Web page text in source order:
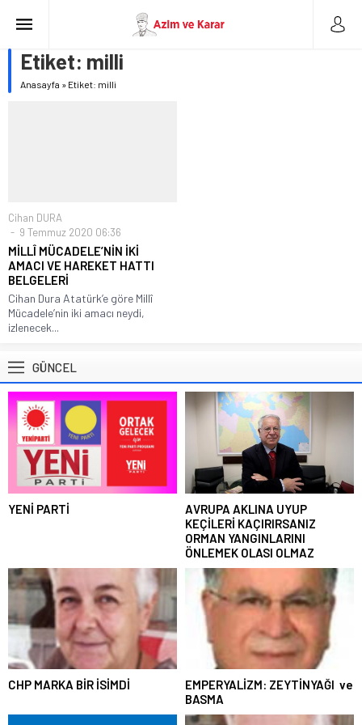
Etiket: milli
Anasayfa » Etiket: milli
Cihan DURA
9 Temmuz 2020 06:36
MİLLÎ MÜCADELE’NİN İKİ
AMACI VE HAREKET HATTI
BELGELERİ
Cihan Dura Atatürk’e göre Millî
Mücadele’nin iki amacı neydi,
izlenecek...
GÜNCEL
YENİ PARTİ
AVRUPA AKLINA UYUP
KEÇİLERİ KAÇIRIRSANIZ
ORMAN YANGINLARINI
ÖNLEMEK OLASI OLMAZ
CHP MARKA BİR İSİMDİ
EMPERYALİZM: ZEYTİNYAĞI ve
BASMA